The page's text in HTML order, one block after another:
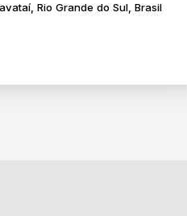
Rio Grande do Sul, Brasil